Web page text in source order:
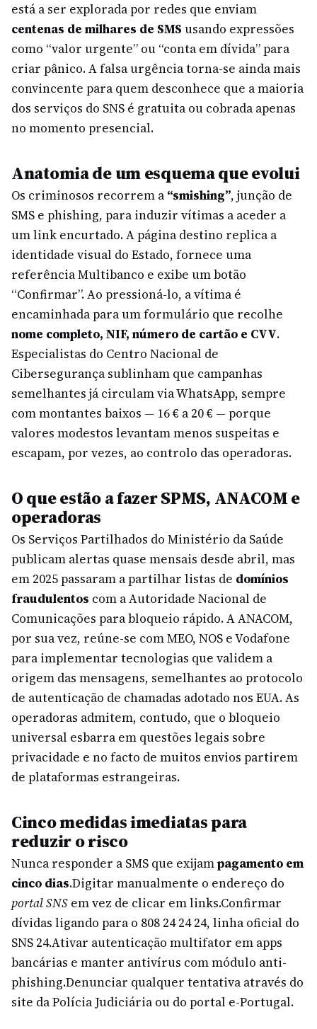
está a ser explorada por redes que enviam
centenas de milhares de SMS usando expressões
como “valor urgente” ou “conta em dívida” para
criar pânico. A falsa urgência torna-se ainda mais
convincente para quem desconhece que a maioria
dos serviços do SNS é gratuita ou cobrada apenas
no momento presencial.
Anatomia de um esquema que evolui
Os criminosos recorrem a “smishing”, junção de
SMS e phishing, para induzir vítimas a aceder a
um link encurtado. A página destino replica a
identidade visual do Estado, fornece uma
referência Multibanco e exibe um botão
“Confirmar”. Ao pressioná-lo, a vítima é
encaminhada para um formulário que recolhe
nome completo, NIF, número de cartão e CVV.
Especialistas do Centro Nacional de
Cibersegurança sublinham que campanhas
semelhantes já circulam via WhatsApp, sempre
com montantes baixos — 16 € a 20 € — porque
valores modestos levantam menos suspeitas e
escapam, por vezes, ao controlo das operadoras.
O que estão a fazer SPMS, ANACOM e
operadoras
Os Serviços Partilhados do Ministério da Saúde
publicam alertas quase mensais desde abril, mas
em 2025 passaram a partilhar listas de domínios
fraudulentos com a Autoridade Nacional de
Comunicações para bloqueio rápido. A ANACOM,
por sua vez, reúne-se com MEO, NOS e Vodafone
para implementar tecnologias que validem a
origem das mensagens, semelhantes ao protocolo
de autenticação de chamadas adotado nos EUA. As
operadoras admitem, contudo, que o bloqueio
universal esbarra em questões legais sobre
privacidade e no facto de muitos envios partirem
de plataformas estrangeiras.
Cinco medidas imediatas para
reduzir o risco
Nunca responder a SMS que exijampagamento em
cinco dias.Digitar manualmente o endereço do
portal SNS em vez de clicar em links.Confirmar
dívidas ligando para o 808 24 24 24, linha oficial do
SNS 24.Ativar autenticação multifator em apps
bancárias e manter antivírus com módulo anti-
phishing.Denunciar qualquer tentativa através do
site da Polícia Judiciária ou do portal e-Portugal.